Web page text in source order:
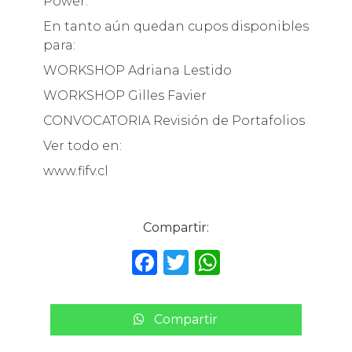
En tanto aún quedan cupos disponibles
para:
WORKSHOP Adriana Lestido
WORKSHOP Gilles Favier
CONVOCATORIA Revisión de Portafolios
Ver todo en:
www.fifv.cl
Compartir:
F
c
e
T
it
te
W
a
ts
Compartir